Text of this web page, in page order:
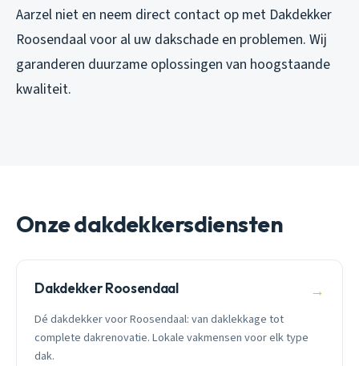
Aarzel niet en neem direct contact op met Dakdekker
Roosendaal voor al uw dakschade en problemen. Wij
garanderen duurzame oplossingen van hoogstaande
kwaliteit.
Onze dakdekkersdiensten
Dakdekker Roosendaal →
Dé dakdekker voor Roosendaal: van daklekkage tot
complete dakrenovatie. Lokale vakmensen voor elk type
dak.